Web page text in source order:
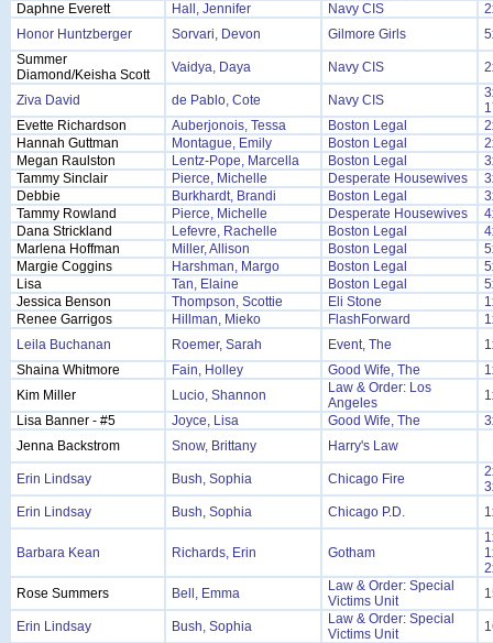
Daphne Everett
Hall, Jennifer Navy CIS
Honor Huntzberger
Sorvari, Devon Gilmore Girls
Summer
Diamond/Keisha Scott
Vaidya, Daya Navy CIS
Ziva David de Pablo, Cote Navy CIS
Evette Richardson
Auberjonois, Tessa Boston Legal
Hannah Guttman
Montague, Emily Boston Legal
Megan Raulston
Lentz-Pope, Marcella Boston Legal
Tammy Sinclair
Pierce, Michelle Desperate Housewives
Debbie
Burkhardt, Brandi Boston Legal
Tammy Rowland
Pierce, Michelle Desperate Housewives
Dana Strickland
Lefevre, Rachelle Boston Legal
Marlena Hoffman
Miller, Allison Boston Legal
Margie Coggins
Harshman, Margo Boston Legal
Lisa
Tan, Elaine Boston Legal
Jessica Benson
Thompson, Scottie Eli Stone
Renee Garrigos
Hillman, Mieko FlashForward
Leila Buchanan
Roemer, Sarah Event, The
Shaina Whitmore
Fain, Holley Good Wife, The
Kim Miller
Lucio, Shannon
Law & Order: Los
Angeles
Lisa Banner - #5
Joyce, Lisa Good Wife, The
Jenna Backstrom
Snow, Brittany Harry's Law
Erin Lindsay Bush, Sophia Chicago Fire
Erin Lindsay
Bush, Sophia Chicago P.D.
Barbara Kean Richards, Erin Gotham
Rose Summers
Bell, Emma
Law & Order: Special
Victims Unit
Erin Lindsay Bush, Sophia
Law & Order: Special
Victims Unit